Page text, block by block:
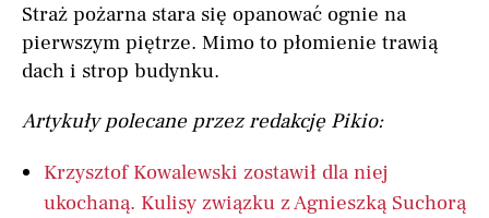
Straż pożarna stara się opanować ognie na
pierwszym piętrze. Mimo to płomienie trawią
dach i strop budynku.
Artykuły polecane przez redakcję Pikio:
Krzysztof Kowalewski zostawił dla niej
ukochaną. Kulisy związku z Agnieszką Suchorą